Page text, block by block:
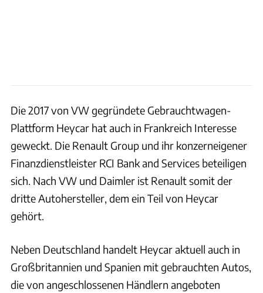
Die 2017 von VW gegründete Gebrauchtwagen-
Plattform Heycar hat auch in Frankreich Interesse
geweckt. Die Renault Group und ihr konzerneigener
Finanzdienstleister RCI Bank and Services beteiligen
sich. Nach VW und Daimler ist Renault somit der
dritte Autohersteller, dem ein Teil von Heycar
gehört.
Neben Deutschland handelt Heycar aktuell auch in
Großbritannien und Spanien mit gebrauchten Autos,
die von angeschlossenen Händlern angeboten